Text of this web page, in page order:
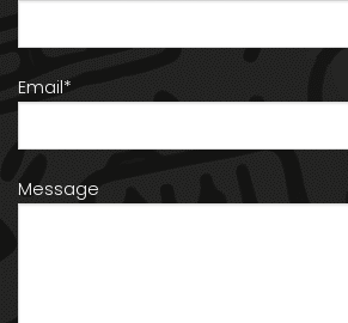
Email*
Message